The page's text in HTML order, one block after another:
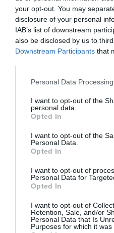
your opt-out. You may
disclosure of your personal
IAB’s list of downstream
also be disclosed by us to
Downstream Participants that
Personal Data
I want to opt-out of the
personal data.
Opted In
I want to opt-out of the
Personal Data.
Opted In
I want to opt-out of
Personal Data for
Opted In
I want to opt-out of
Retention, Sale, and/or
Personal Data that Is
Purposes for which it was
C’est plutôt un charter
les politiques qu’il
roupettes de lapins a
Filoustyle : je rejoints votre
toujours une excuse à
ARNAUDa commenté :
tout le monde serait
curieusement tout le
delà de la Manche.